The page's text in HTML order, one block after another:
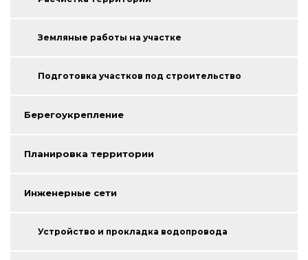
Земляные работы на участке
Подготовка участков под строительство
Берегоукрепление
Планировка территории
Инженерные сети
Устройство и прокладка водопровода